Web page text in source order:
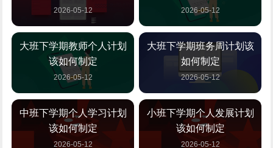
2026-05-12 2026-05-12
大班下学期教师个人计划
该如何制定
2026-05-12
大班下学期班务周计划该
如何制定
2026-05-12
中班下学期个人学习计划
该如何制定
2026-05-12
小班下学期个人发展计划
该如何制定
2026-05-12